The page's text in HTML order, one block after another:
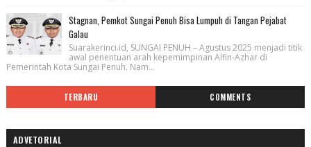
Stagnan, Pemkot Sungai Penuh Bisa Lumpuh di Tangan Pejabat
Galau
Suarakerinci.id, SUNGAI PENUH – Agustus 2025 menjadi titik
awal penentuan arah kepemimpinan Alfin-Azhar di
Pemerintah Kota Sungai Penuh. Nam...
TERBARU COMMENTS
ADVETORIAL